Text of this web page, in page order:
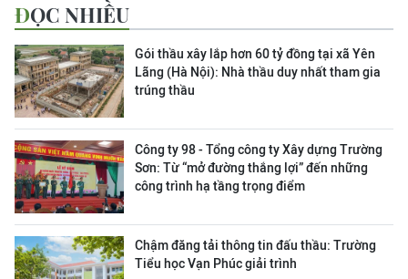
ĐỌC NHIỀU
Gói thầu xây lắp hơn 60 tỷ đồng tại xã Yên
Lãng (Hà Nội): Nhà thầu duy nhất tham gia
trúng thầu
Công ty 98 - Tổng công ty Xây dựng Trường
Sơn: Từ “mở đường thắng lợi” đến những
công trình hạ tầng trọng điểm
Chậm đăng tải thông tin đấu thầu: Trường
Tiểu học Vạn Phúc giải trình